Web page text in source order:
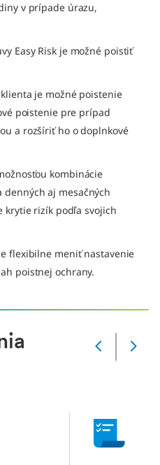
v prípade úrazu,
Easy Risk je možné poistiť
je možné poistenie
poistenie pre prípad
a rozšíriť ho o doplnkové
kombinácie
denných aj mesačných
krytie rizík podľa svojich
flexibilne meniť nastavenie
poistnej ochrany.
Zmena
z
4
slidů